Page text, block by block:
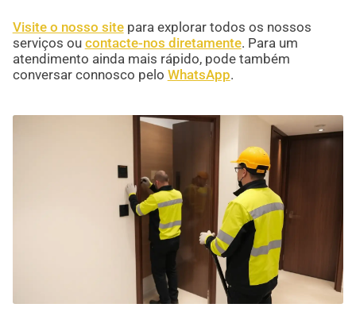
Visite o nosso sitepara explorar todos os nossos
serviços ou contacte-nos diretamente. Para um
atendimento ainda mais rápido, pode também
conversar connosco pelo WhatsApp.